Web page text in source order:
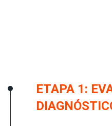
ETAPA 1: